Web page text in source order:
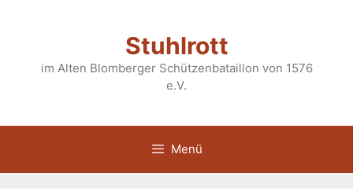
Stuhlrott
im Alten Blomberger Schützenbataillon von 1576
e.V.
Menü